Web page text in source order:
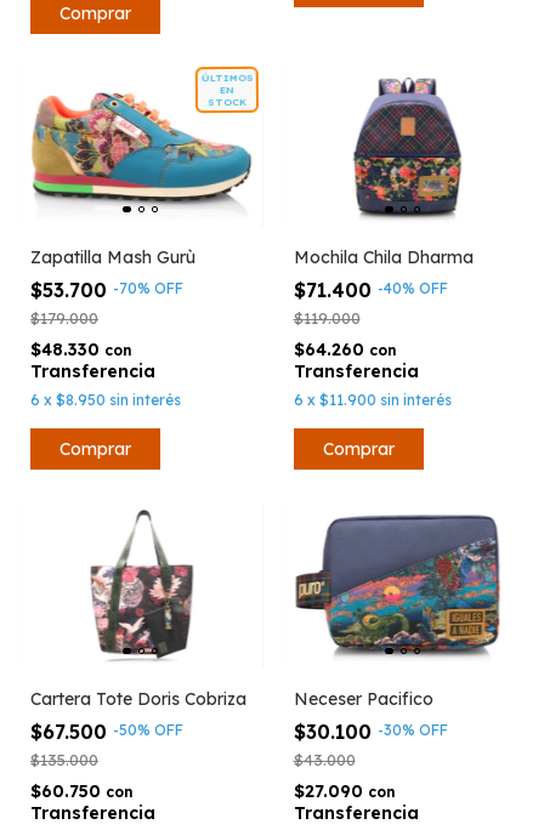
Comprar
ÚLTIMOS
EN
STOCK
Zapatilla Mash Gurù
$53.700 -70% OFF
$179.000
$48.330 con
6 x $8.950 sin interés
Comprar
Mochila Chila Dharma
$71.400 -40% OFF
$119.000
$64.260 con
6 x $11.900 sin interés
Cartera Tote Doris Cobriza
$67.500 -50% OFF
$135.000
$60.750 con
Neceser Pacifico
$30.100 -30% OFF
$43.000
$27.090 con